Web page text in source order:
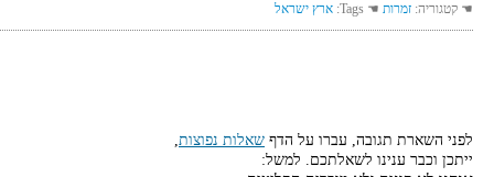
☚ קטגוריה: זמרות ☚ Tags: ארץ ישראל
לפני השארת תגובה, עברו על הדף שאלות נפוצות,
ייתכן וכבר ענינו לשאלתכם. למשל: